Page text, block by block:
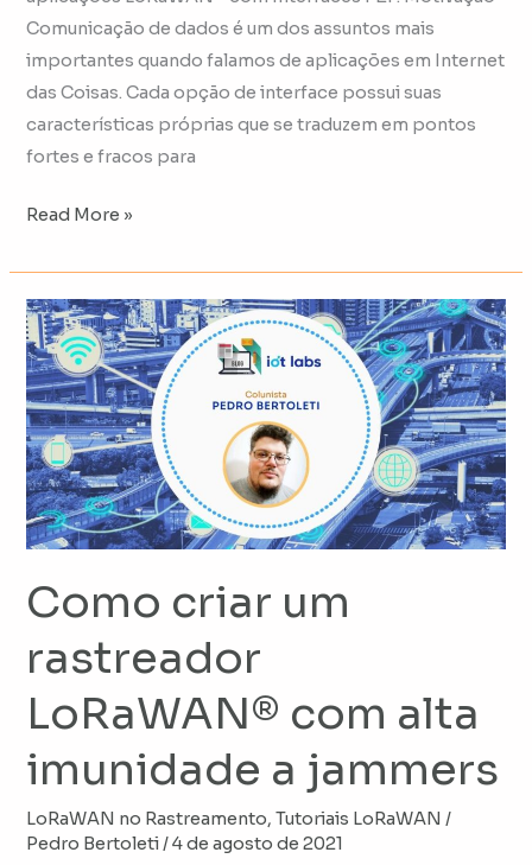
Comunicação de dados é um dos assuntos mais
importantes quando falamos de aplicações em Internet
das Coisas. Cada opção de interface possui suas
características próprias que se traduzem em pontos
fortes e fracos para
Read More »
Como criar um
rastreador
LoRaWAN® com alta
imunidade a jammers
LoRaWAN no Rastreamento,Tutoriais LoRaWAN /
Pedro Bertoleti/4 de agosto de 2021
Como
criar
um
rastreador
LoRaWAN®
com
alta
imunidade
jammers